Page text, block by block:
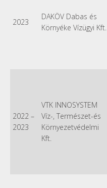
2023
DAKÖV Dabas és
Környéke Vízügyi Kft.
2022 –
2023
VTK INNOSYSTEM
Víz-, Természet-és
Környezetvédelmi
Kft.